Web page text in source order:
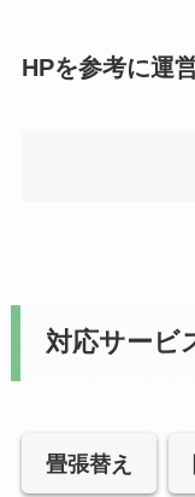
HPを参考に運
対応サービ
畳張替え